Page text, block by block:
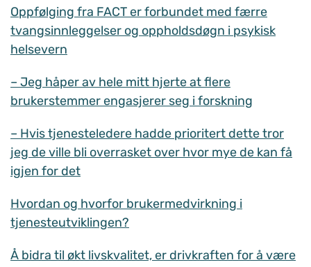
Oppfølging fra FACT er forbundet med færre
tvangsinnleggelser og oppholdsdøgn i psykisk
helsevern
– Jeg håper av hele mitt hjerte at flere
brukerstemmer engasjerer seg i forskning
– Hvis tjenesteledere hadde prioritert dette tror
jeg de ville bli overrasket over hvor mye de kan få
igjen for det
Hvordan og hvorfor brukermedvirkning i
tjenesteutviklingen?
Å bidra til økt livskvalitet, er drivkraften for å være